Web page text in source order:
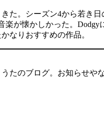
た。シーズン4から若き
が懐かしかった。Dodgy
なりおすすめの作品。
たのブログ。お知らせや